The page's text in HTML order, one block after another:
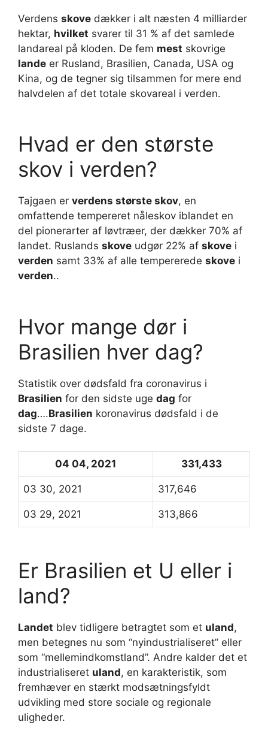
Verdens skove dækker i alt næsten 4 milliarder
hektar, hvilket svarer til 31 % af det samlede
landareal på kloden. De fem mest skovrige
lande er Rusland, Brasilien, Canada, USA og
Kina, og de tegner sig tilsammen for mere end
halvdelen af det totale skovareal i verden.
Hvad er den største
skov i verden?
Tajgaen er verdens største skov, en
omfattende tempereret nåleskov iblandet en
del pionerarter af løvtræer, der dækker 70% af
landet. Ruslands skove udgør 22% af skove i
verden samt 33% af alle tempererede skove i
verden..
Hvor mange dør i
Brasilien hver dag?
Statistik over dødsfald fra coronavirus i
Brasilien for den sidste uge dag for
dag….Brasilien koronavirus dødsfald i de
sidste 7 dage.
04 04, 2021 331,433
03 30, 2021 317,646
03 29, 2021 313,866
Er Brasilien et U eller i
land?
Landet blev tidligere betragtet som et uland,
men betegnes nu som “nyindustrialiseret” eller
som “mellemindkomstland”. Andre kalder det et
industrialiseret uland, en karakteristik, som
fremhæver en stærkt modsætningsfyldt
udvikling med store sociale og regionale
uligheder.